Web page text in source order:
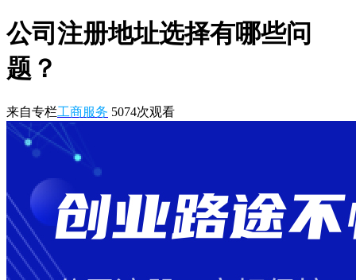
公司注册地址选择有哪些问
题？
来自专栏工商服务 5074次观看